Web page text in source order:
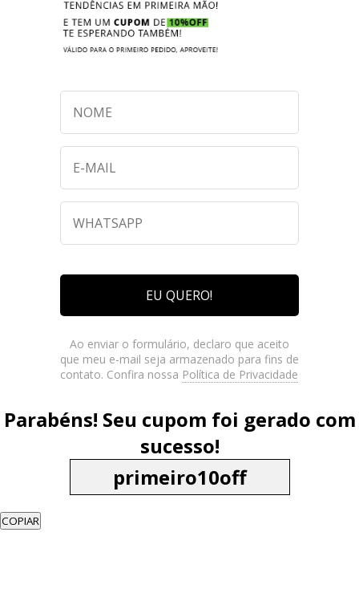
EU QUERO!
Ao enviar o formulário, declaro que aceito
que meu e-mail seja armazenado para fins de
contato. Confira nossa Política de Privacidade
Parabéns! Seu cupom foi gerado com
sucesso!
COPIAR